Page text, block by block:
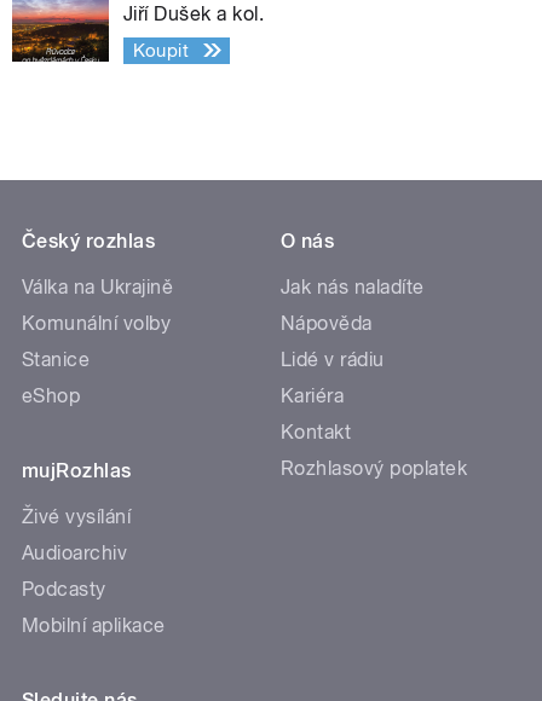
Jiří Dušek a kol.
Koupit
Český rozhlas
Válka na Ukrajině
Komunální volby
Stanice
eShop
mujRozhlas
Živé vysílání
Audioarchiv
Podcasty
Mobilní aplikace
O nás
Jak nás naladíte
Nápověda
Lidé v rádiu
Kariéra
Kontakt
Rozhlasový poplatek